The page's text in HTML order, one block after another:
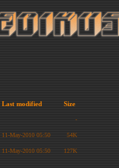
Last modified Size
-
11-May-2010 05:50 54K
11-May-2010 05:50 127K